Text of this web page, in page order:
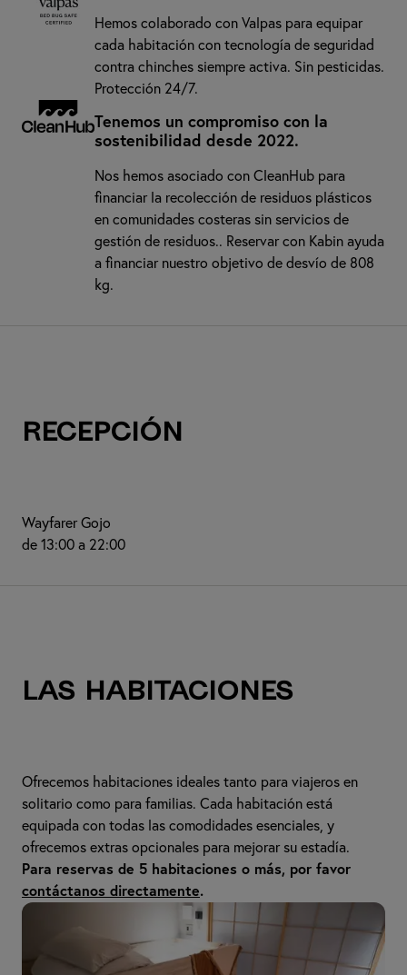
Hemos colaborado con Valpas para equipar
cada habitación con tecnología de seguridad
contra chinches siempre activa. Sin pesticidas.
Protección 24/7.
Tenemos un compromiso con la
sostenibilidad desde 2022.
Nos hemos asociado con CleanHub para
financiar la recolección de residuos plásticos
en comunidades costeras sin servicios de
gestión de residuos.. Reservar con Kabin ayuda
a financiar nuestro objetivo de desvío de 808
kg.
Recepción
Wayfarer Gojo
de 13:00 a 22:00
Las habitaciones
Ofrecemos habitaciones ideales tanto para viajeros en
solitario como para familias. Cada habitación está
equipada con todas las comodidades esenciales, y
ofrecemos extras opcionales para mejorar su estadía.
Para reservas de 5 habitaciones o más, por favor
contáctanos directamente.